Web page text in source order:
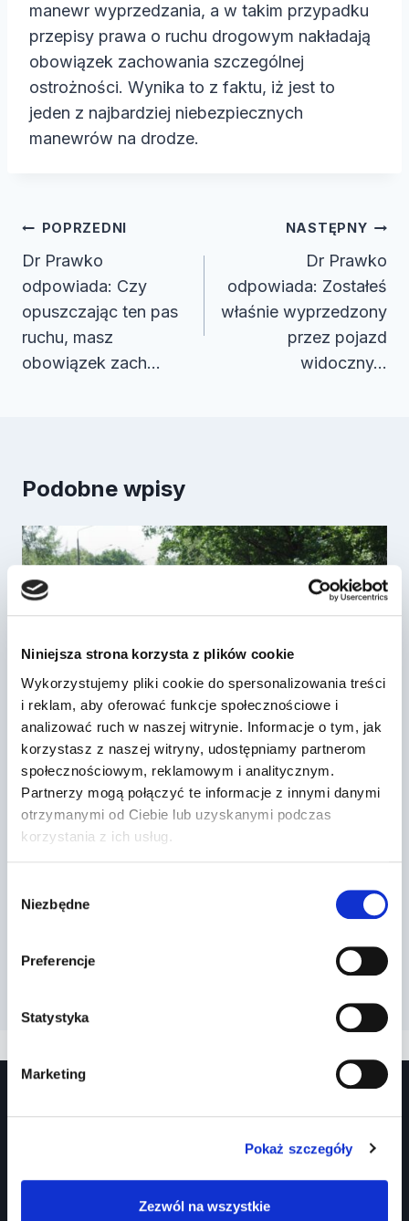
Niniejsza strona korzysta z plików cookie
Wykorzystujemy pliki cookie do spersonalizowania treści
i reklam, aby oferować funkcje społecznościowe i
analizować ruch w naszej witrynie. Informacje o tym, jak
korzystasz z naszej witryny, udostępniamy partnerom
społecznościowym, reklamowym i analitycznym.
Partnerzy mogą połączyć te informacje z innymi danymi
otrzymanymi od Ciebie lub uzyskanymi podczas
korzystania z ich usług.
zgody
Niezbędne
Preferencje
Statystyka
Marketing
Pokaż szczegóły
Zezwól na wszystkie
d
e
o
manewr wyprzedzania, a w takim przypadku
przepisy prawa o ruchu drogowym nakładają
obowiązek zachowania szczególnej
ostrożności. Wynika to z faktu, iż jest to
jeden z najbardziej niebezpiecznych
manewrów na drodze.
Nawigacja
wpisu
POPRZEDNI
Dr Prawko
odpowiada: Czy
opuszczając ten pas
ruchu, masz
obowiązek zach…
NASTĘPNY
Dr Prawko
odpowiada: Zostałeś
właśnie wyprzedzony
przez pojazd
widoczny…
Podobne wpisy
Dr Prawko odpowiada: Czy w tej
sytuacji masz obowiązek
Przez